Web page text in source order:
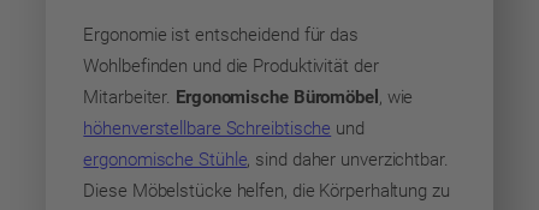
Ergonomie ist entscheidend für das
Wohlbefinden und die Produktivität der
Mitarbeiter. Ergonomische Büromöbel , wie
höhenverstellbare Schreibtische und
ergonomische Stühle, sind daher unverzichtbar.
Diese Möbelstücke helfen, die Körperhaltung zu